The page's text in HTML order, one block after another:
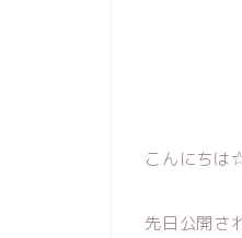
こんにちは
先日公開さ